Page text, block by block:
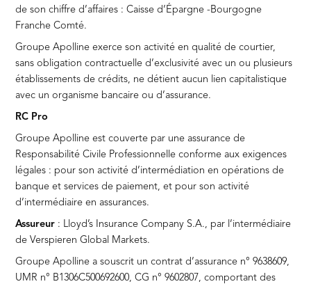
de son chiffre d’affaires : Caisse d’Épargne -Bourgogne
Franche Comté.
Groupe Apolline exerce son activité en qualité de courtier,
sans obligation contractuelle d’exclusivité avec un ou plusieurs
établissements de crédits, ne détient aucun lien capitalistique
avec un organisme bancaire ou d’assurance.
RC Pro
Groupe Apolline est couverte par une assurance de
Responsabilité Civile Professionnelle conforme aux exigences
légales : pour son activité d’intermédiation en opérations de
banque et services de paiement, et pour son activité
d’intermédiaire en assurances.
Assureur : Lloyd’s Insurance Company S.A., par l’intermédiaire
de Verspieren Global Markets.
Groupe Apolline a souscrit un contrat d’assurance n° 9638609,
UMR n° B1306C500692600, CG n° 9602807, comportant des